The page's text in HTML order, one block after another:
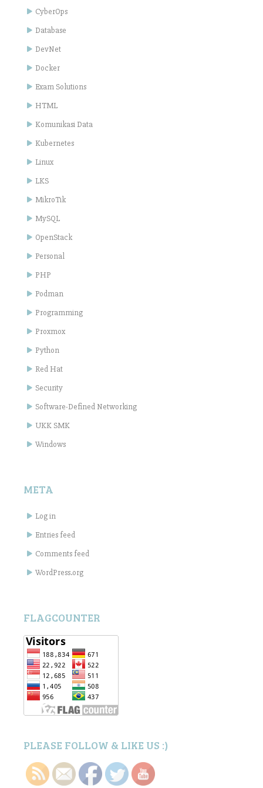
CyberOps
Database
DevNet
Docker
Exam Solutions
HTML
Komunikasi Data
Kubernetes
Linux
LKS
MikroTik
MySQL
OpenStack
Personal
PHP
Podman
Programming
Proxmox
Python
Red Hat
Security
Software-Defined Networking
UKK SMK
Windows
META
Log in
Entries feed
Comments feed
WordPress.org
FLAGCOUNTER
PLEASE FOLLOW & LIKE US :)